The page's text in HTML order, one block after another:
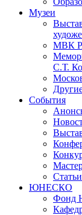
Музеи
МВК
С.Т.
События
ЮНЕСКО
Фонд